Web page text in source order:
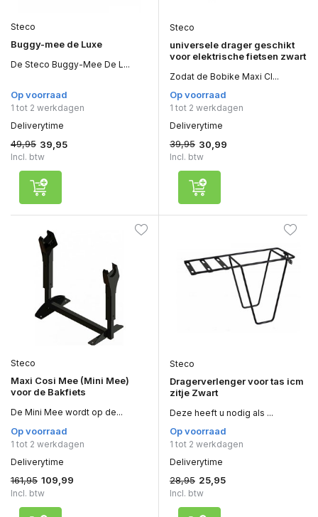
Steco
Buggy-mee de Luxe
De Steco Buggy-Mee De L...
Op voorraad
1 tot 2 werkdagen
Deliverytime
49,95 39,95
Incl. btw
Steco
universele drager geschikt
voor elektrische fietsen zwart
Zodat de Bobike Maxi Cl...
Op voorraad
1 tot 2 werkdagen
Deliverytime
39,95 30,99
Incl. btw
Steco
Maxi Cosi Mee (Mini Mee)
voor de Bakfiets
De Mini Mee wordt op de...
Op voorraad
1 tot 2 werkdagen
Deliverytime
161,95 109,99
Incl. btw
Steco
Dragerverlenger voor tas icm
zitje Zwart
Deze heeft u nodig als ...
Op voorraad
1 tot 2 werkdagen
Deliverytime
28,95 25,95
Incl. btw